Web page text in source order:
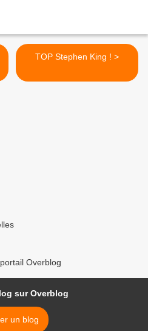
TOP Stephen King ! >
Overblog
sur Overblog
un blog